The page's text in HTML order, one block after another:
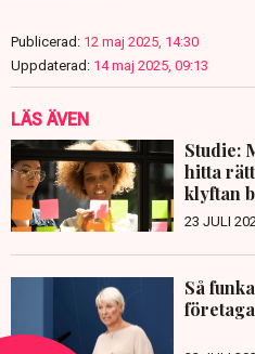
Publicerad: 12 maj 2025, 14:30
Uppdaterad: 14 maj 2025, 09:13
LÄS ÄVEN
Studie:
hitta
klyftan
23 JULI
Så